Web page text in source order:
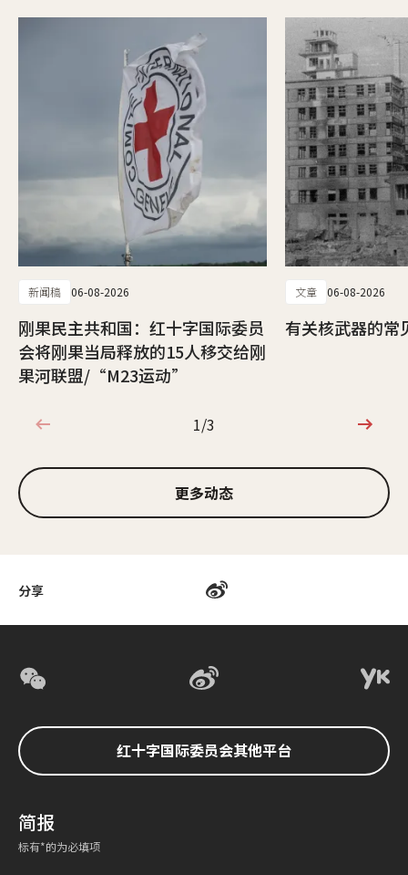
分享
新闻稿 06-08-2026
刚果民主共和国：红十字国际委员
会将刚果当局释放的15人移交给刚
果河联盟/“M23运动”
文章 06-08-2026
有关核武器的常
1/3
1/3
更多动态
红十字国际委员会其他平台
简报
标有*的为必填项